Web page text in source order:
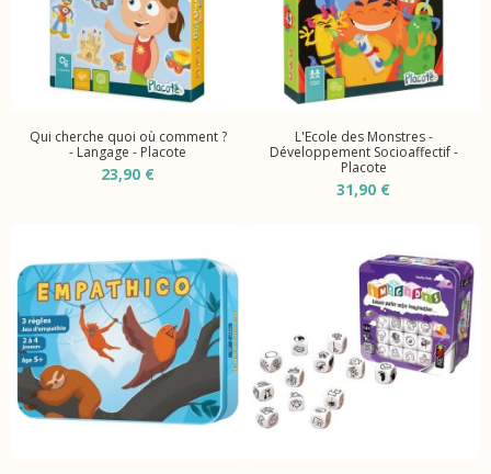
Qui cherche quoi où comment ?
- Langage - Placote
23,90 €
L'Ecole des Monstres -
Développement Socioaffectif -
Placote
31,90 €